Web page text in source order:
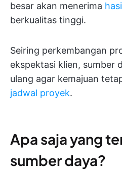
besar akan menerima
berkualitas tinggi.
Seiring perkembangan
ekspektasi klien, sumber
ulang agar kemajuan
jadwal proyek.
Apa saja yang
sumber daya?